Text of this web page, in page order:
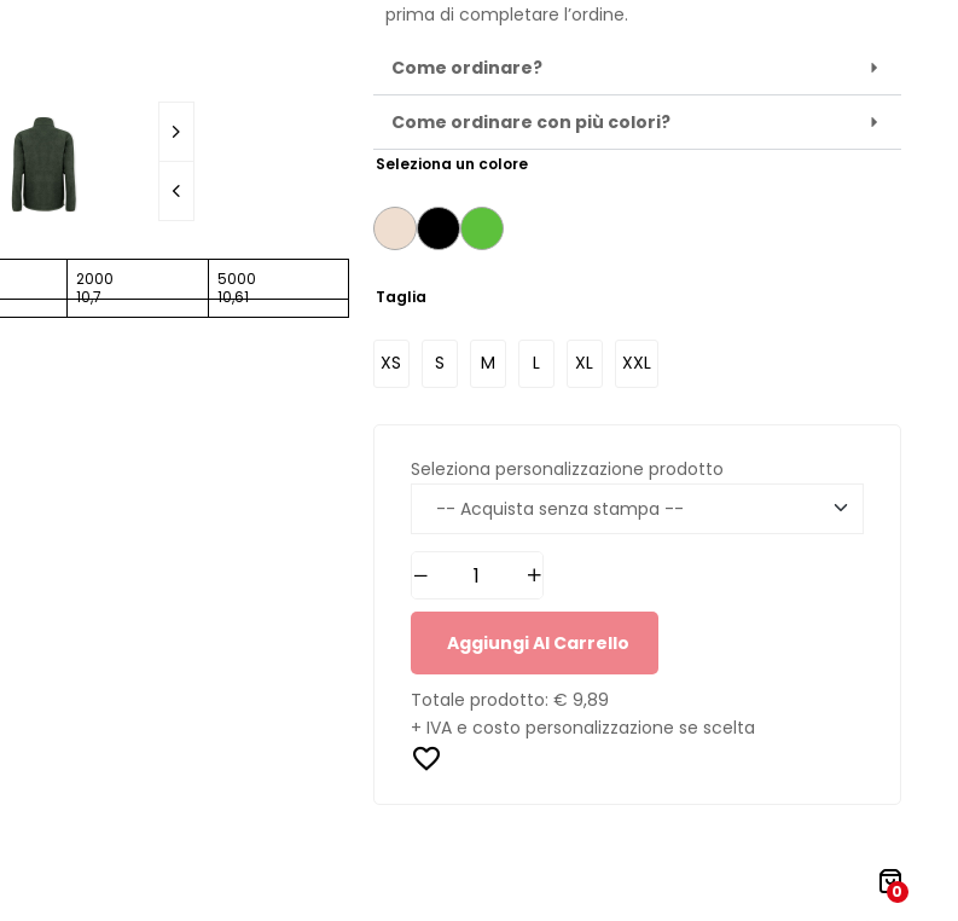
2000 5000
10,7 10,61
prima di completare l’ordine.
Come ordinare?
Come ordinare con più colori?
Seleziona un colore
Taglia
XS S M L XL XXL
Seleziona personalizzazione prodotto
Aggiungi Al Carrello
Totale prodotto: € 9,89
+ IVA e costo personalizzazione se scelta
0